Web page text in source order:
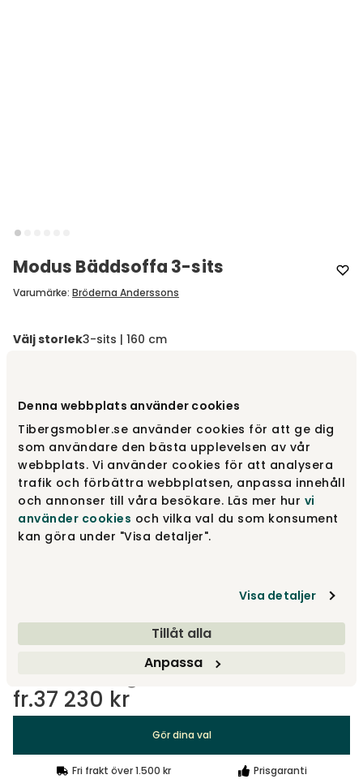
Denna webbplats använder cookies
Tibergsmobler.se använder cookies för att ge dig
som användare den bästa upplevelsen av vår
webbplats. Vi använder cookies för att analysera
trafik och förbättra webbplatsen, anpassa innehåll
och annonser till våra besökare. Läs mer hur vi
använder cookies och vilka val du som konsument
kan göra under "Visa detaljer".
Visa detaljer
Tillåt alla
Anpassa
Modus Bäddsoffa 3-sits
Varumärke: Bröderna Anderssons
Välj storlek3-sits | 160 cm
2,5-sits | 140 cm fr.33 640 kr
Designa själv
Rekommenderade tillval
fr.37 230 kr
Gör dina val
Fri frakt över 1.500 kr Prisgaranti